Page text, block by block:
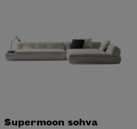
Supermoon sohva